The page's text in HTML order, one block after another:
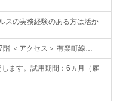
スの実務経験のある方は活か
階 ＜アクセス＞ 有楽町線…
ます。試用期間：6ヵ月（雇